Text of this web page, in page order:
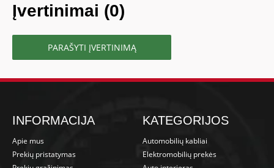
Įvertinimai (0)
PARAŠYTI ĮVERTINIMĄ
INFORMACIJA
Apie mus
Prekių pristatymas
KATEGORIJOS
Automobilių kabliai
Elektromobilių prekės